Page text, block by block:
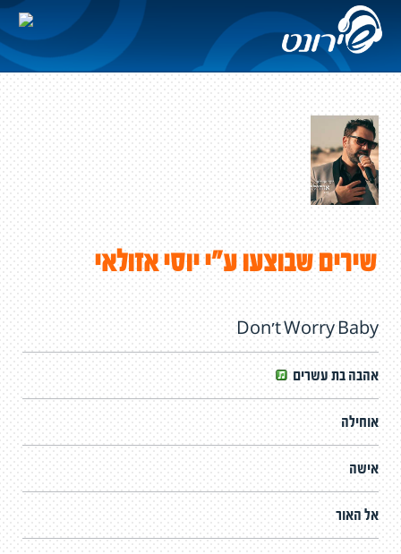
שירים שבוצעו ע"י יוסי אזולאי
Don't Worry Baby
אהבה בת עשרים
אוחילה
אישה
אל האור